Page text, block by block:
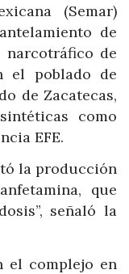
(Semar)
de
de
el poblado de
de Zacatecas,
como
EFE.
la producción
que
señaló la
el complejo en